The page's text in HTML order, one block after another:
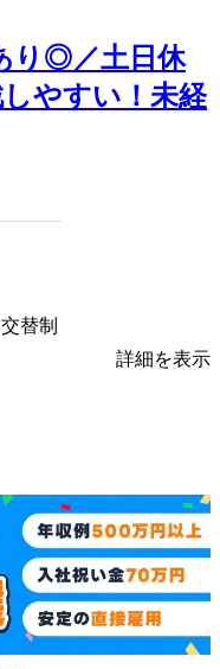
り◎／土日休
やすい！未経
替制
詳細を表示